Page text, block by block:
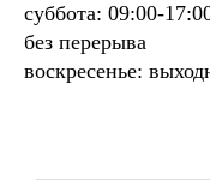
суббота: 09:00-
без перерыва
воскресенье: